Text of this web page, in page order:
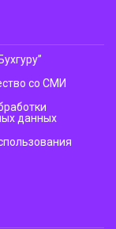
со СМИ
данных